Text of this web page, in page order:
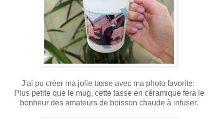
J'ai pu créer ma jolie tasse avec ma photo favorite.
Plus petite que le mug, cette tasse en céramique fera le
bonheur des amateurs de boisson chaude à infuser.